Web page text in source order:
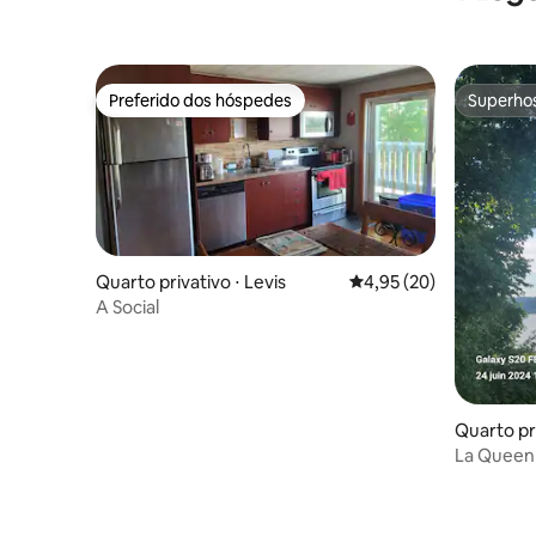
Preferido dos hóspedes
Preferido dos hóspedes
Quarto privativo ⋅ Levis 4,95 de uma
4,95 (20)
A Social
Quarto
La